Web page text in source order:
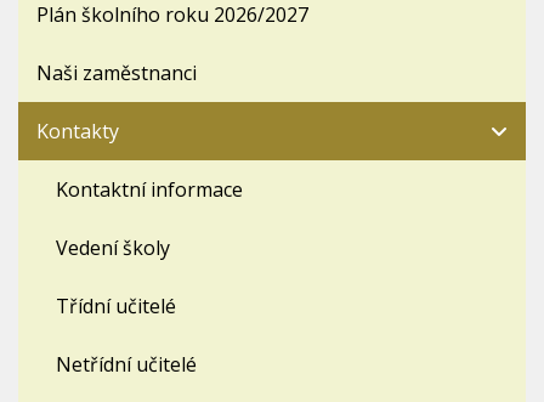
Plán školního roku 2026/2027
Naši zaměstnanci
Kontakty
Kontaktní informace
Vedení školy
Třídní učitelé
Netřídní učitelé